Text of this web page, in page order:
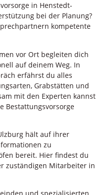
in Henstedt-
bei der Planung?
kompetente
vor Ort begleiten dich
auf deinem Weg. In
erfährst du alles
Grabstätten und
mit den Experten kannst
Bestattungsvorsorge
hält auf ihrer
zu
bereit. Hier findest du
zuständigen Mitarbeiter in